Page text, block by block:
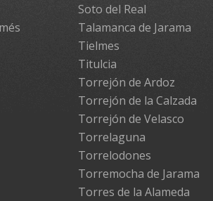
Soto del Real
Talamanca de Jarama
Tielmes
Titulcia
Torrejón de Ardoz
Torrejón de la Calzada
Torrejón de Velasco
Torrelaguna
Torrelodones
Torremocha de Jarama
Torres de la Alameda